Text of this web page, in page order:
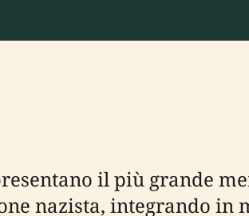
il più grande
nazista, integrando in